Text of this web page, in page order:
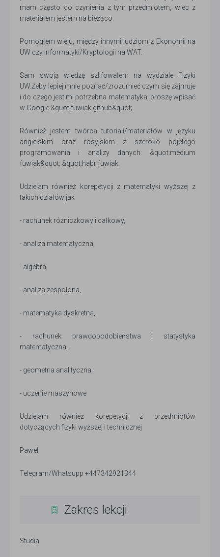
mam często do czynienia z tym przedmiotem, wiec z
materiałem jestem na bieżąco.
Pomogłem wielu, między innymi ludziom z Ekonomii na
UW czy Informatyki/Kryptologii na WAT.
Sam swoją wiedzę szlifowałem na wydziale Fizyki
UW.Żeby lepiej mnie poznać/zrozumieć czym się zajmuje
i do czego jest mi potrzebna matematyka, proszę wpisać
w Google &quot;fuwiak github&quot;.
Również jestem twórca tutoriali/materiałów w języku
angielskim oraz rosyjskim z szeroko pojetego
programowania i analizy danych: &quot;medium
fuwiak&quot; &quot;habr fuwiak.
Udzielam również korepetycji z matematyki wyższej z
takich działów jak
- rachunek różniczkowy i całkowy,
- analiza matematyczna,
- algebra,
- analiza zespolona,
- matematyka dyskretna,
- rachunek prawdopodobieństwa i statystyka
matematyczna,
- geometria analityczna,
- uczenie maszynowe
Udzielam również korepetycji z przedmiotów
dotyczących fizyki wyższej i technicznej
Pawel
Telegram/Whatsupp +447342921344
Zakres lekcji
Studia